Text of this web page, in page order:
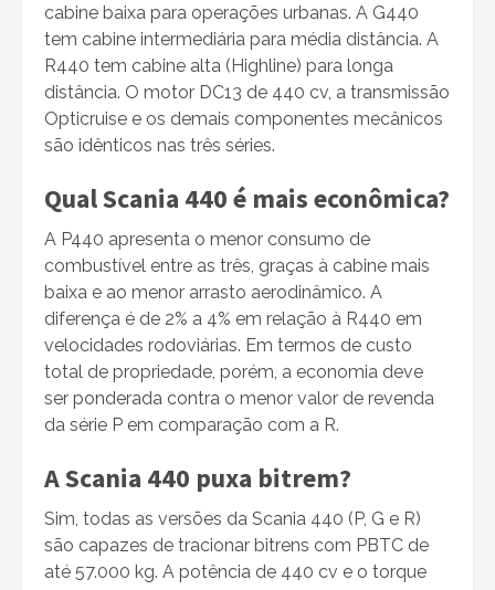
cabine baixa para operações urbanas. A G440
tem cabine intermediária para média distância. A
R440 tem cabine alta (Highline) para longa
distância. O motor DC13 de 440 cv, a transmissão
Opticruise e os demais componentes mecânicos
são idênticos nas três séries.
Qual Scania 440 é mais econômica?
A P440 apresenta o menor consumo de
combustível entre as três, graças à cabine mais
baixa e ao menor arrasto aerodinâmico. A
diferença é de 2% a 4% em relação à R440 em
velocidades rodoviárias. Em termos de custo
total de propriedade, porém, a economia deve
ser ponderada contra o menor valor de revenda
da série P em comparação com a R.
A Scania 440 puxa bitrem?
Sim, todas as versões da Scania 440 (P, G e R)
são capazes de tracionar bitrens com PBTC de
até 57.000 kg. A potência de 440 cv e o torque